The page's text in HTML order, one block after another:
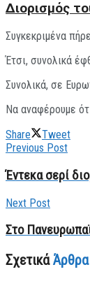
Διορισμός
Συγκεκριμένα
Έτσι, συνολικά
Συνολικά, σε
Nα αναφέρουμε
Share
Tweet
Previous Post
Έντεκα σερί
Next Post
Στο
ΣχετικάΆρθρα